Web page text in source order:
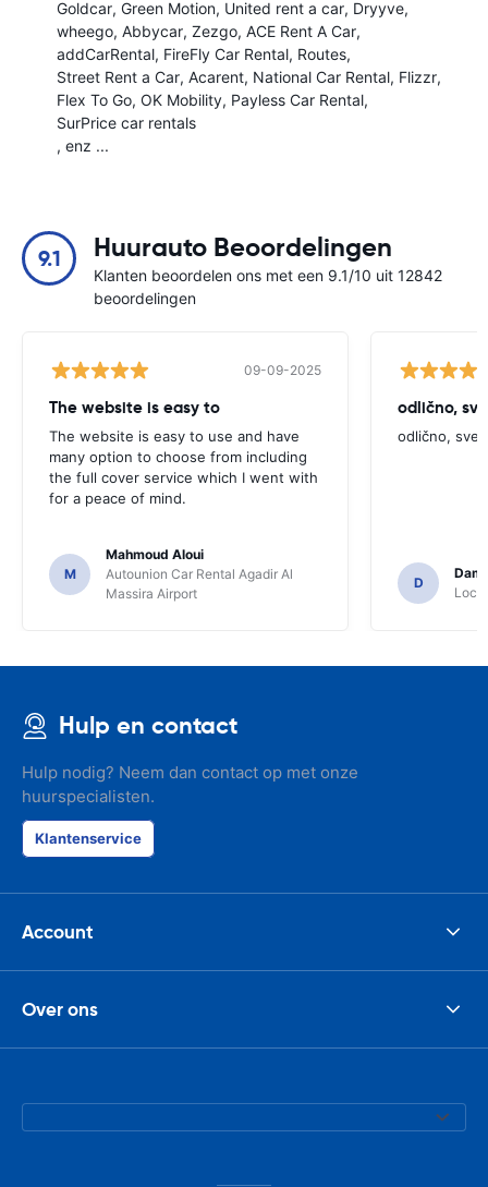
Goldcar Green Motion United rent a car Dryyve
wheego Abbycar Zezgo ACE Rent A Car
addCarRental FireFly Car Rental Routes
Street Rent a Car Acarent National Car Rental Flizzr
Flex To Go OK Mobility Payless Car Rental
SurPrice car rentals
, enz ...
9.1 Huurauto Beoordelingen
Klanten beoordelen ons met een 9.1/10 uit 12842
beoordelingen
09-09-2025
The website is easy to
The website is easy to use and have
many option to choose from including
the full cover service which I went with
for a peace of mind.
M
Mahmoud Aloui
Autounion Car Rental Agadir Al
Massira Airport
odlično,
odlično, sve
D
Hulp en contact
Hulp nodig? Neem dan contact op met onze
huurspecialisten.
Klantenservice
Account
Over ons